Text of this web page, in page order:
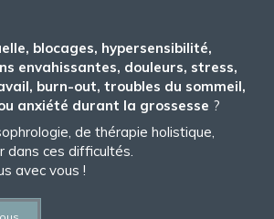
blocages, hypersensibilité,
envahissantes, douleurs, stress,
burn-out, troubles du sommeil,
anxiété durant la grossesse ?
de thérapie holistique,
dans ces difficultés.
avec vous !